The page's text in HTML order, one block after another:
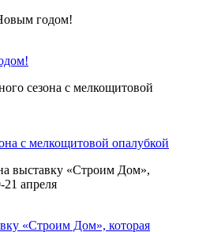
с мелкощитовой опалубкой
«Строим Дом», которая